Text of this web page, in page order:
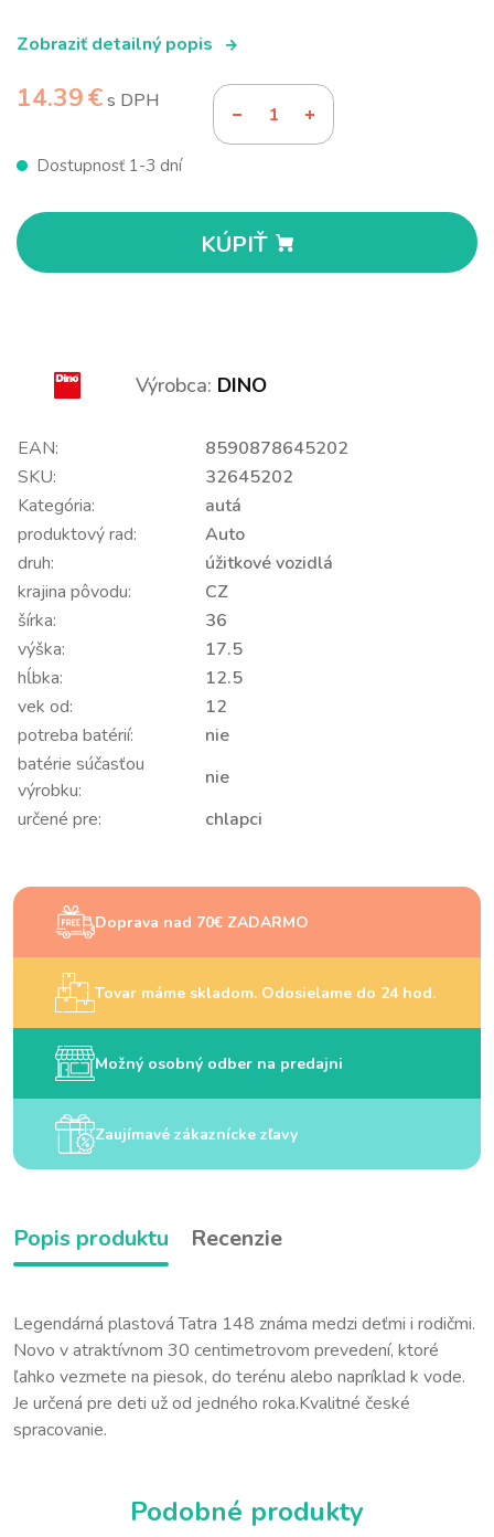
Zobraziť detailný popis
14.39 €s DPH
Dostupnosť 1-3 dní
KÚPIŤ
Výrobca: DINO
EAN:
8590878645202
SKU:
32645202
Kategória:
autá
produktový rad:
Auto
druh:
úžitkové vozidlá
krajina pôvodu:
CZ
šírka:
36
výška:
17.5
hĺbka:
12.5
vek od:
12
potreba batérií:
nie
batérie súčasťou
výrobku:
nie
určené pre:
chlapci
Doprava nad 70€ ZADARMO
Tovar máme skladom. Odosielame do 24 hod.
Možný osobný odber na predajni
Zaujímavé zákaznícke zľavy
Popis produktu Recenzie
Legendárná plastová Tatra 148 známa medzi deťmi i rodičmi.
Novo v atraktívnom 30 centimetrovom prevedení, ktoré
ľahko vezmete na piesok, do terénu alebo napríklad k vode.
Je určená pre deti už od jedného roka.Kvalitné české
spracovanie.
Podobné produkty